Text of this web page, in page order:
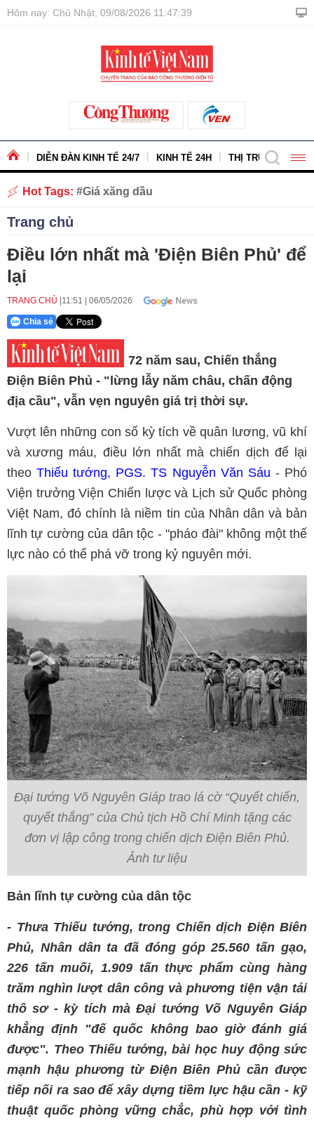
Hôm nay: Chủ Nhật, 09/08/2026 11:47:40
DIỄN ĐÀN KINH TẾ 24/7 KINH TẾ 24H THỊ TRƯỜNG -
Hot Tags: Giá xăng dầu
Trang chủ
Điều lớn nhất mà 'Điện Biên Phủ' để
lại
TRANG CHỦ 11:51 06/05/2026
Chia sẻ
72 năm sau, Chiến thắng
Điện Biên Phủ - "lừng lẫy năm châu, chấn động
địa cầu", vẫn vẹn nguyên giá trị thời sự.
Vượt lên những con số kỳ tích về quân lương, vũ khí
và xương máu, điều lớn nhất mà chiến dịch để lại
theoThiếu tướng, PGS. TS Nguyễn Văn Sáu - Phó
Viện trưởng Viện Chiến lược và Lịch sử Quốc phòng
Việt Nam, đó chính là niềm tin của Nhân dân và bản
lĩnh tự cường của dân tộc - "pháo đài" không một thế
lực nào có thể phá vỡ trong kỷ nguyên mới.
Đại tướng Võ Nguyên Giáp trao lá cờ “Quyết chiến,
quyết thắng” của Chủ tịch Hồ Chí Minh tặng các
đơn vị lập công trong chiến dịch Điện Biên Phủ.
Ảnh tư liệu
Bản lĩnh tự cường của dân tộc
- Thưa Thiếu tướng, trong Chiến dịch Điện Biên
Phủ, Nhân dân ta đã đóng góp 25.560 tấn gạo,
226 tấn muối, 1.909 tấn thực phẩm cùng hàng
trăm nghìn lượt dân công và phương tiện vận tải
thô sơ - kỳ tích mà Đại tướng Võ Nguyên Giáp
khẳng định "đế quốc không bao giờ đánh giá
được". Theo Thiếu tướng, bài học huy động sức
mạnh hậu phương từ Điện Biên Phủ cần được
tiếp nối ra sao để xây dựng tiềm lực hậu cần - kỹ
thuật quốc phòng vững chắc, phù hợp với tình